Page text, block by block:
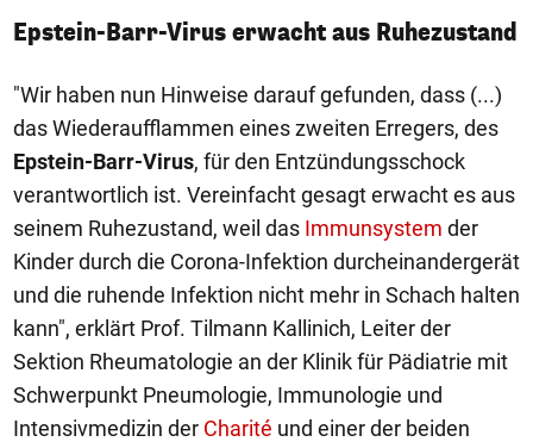
Epstein-Barr-Virus erwacht aus Ruhezustand
"Wir haben nun Hinweise darauf gefunden, dass (...)
das Wiederaufflammen eines zweiten Erregers, des
Epstein-Barr-Virus, für den Entzündungsschock
verantwortlich ist. Vereinfacht gesagt erwacht es aus
seinem Ruhezustand, weil das Immunsystem der
Kinder durch die Corona-Infektion durcheinandergerät
und die ruhende Infektion nicht mehr in Schach halten
kann", erklärt Prof. Tilmann Kallinich, Leiter der
Sektion Rheumatologie an der Klinik für Pädiatrie mit
Schwerpunkt Pneumologie, Immunologie und
Intensivmedizin der Charité und einer der beiden